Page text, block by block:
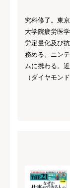
究科修了。東
大学院疲労医
労定量化及び
務める。ニン
ムに携わる。
（ダイヤモン